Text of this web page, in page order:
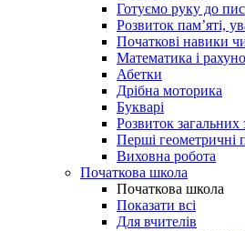
Готуємо руку до
Розвиток пам’яті,
Початкові навики
Математика і
Абетки
Дрібна моторика
Букварі
Розвиток загальних
Перші геометричні
Виховна робота
Початкова школа
Початкова школа
Показати всі
Для вчителів